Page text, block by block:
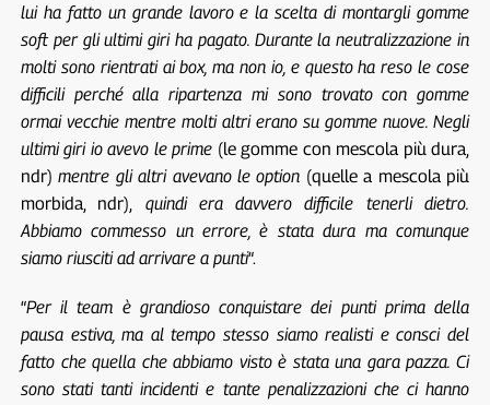
lui ha fatto un grande lavoro e la scelta di montargli gomme
soft per gli ultimi giri ha pagato. Durante la neutralizzazione in
molti sono rientrati ai box, ma non io, e questo ha reso le cose
difficili perché alla ripartenza mi sono trovato con gomme
ormai vecchie mentre molti altri erano su gomme nuove. Negli
ultimi giri io avevo le prime (le gomme con mescola più dura,
ndr) mentre gli altri avevano le option (quelle a mescola più
morbida, ndr), quindi era davvero difficile tenerli dietro.
Abbiamo commesso un errore, è stata dura ma comunque
siamo riusciti ad arrivare a punti“.
“Per il team è grandioso conquistare dei punti prima della
pausa estiva, ma al tempo stesso siamo realisti e consci del
fatto che quella che abbiamo visto è stata una gara pazza. Ci
sono stati tanti incidenti e tante penalizzazioni che ci hanno